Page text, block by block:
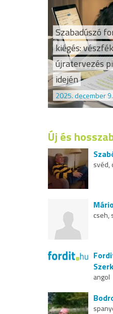
Szabadúszó
kiégés:
újratervezés
idején
2025. december 9.
Új és
svéd,
cseh,
angol